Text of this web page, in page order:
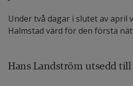
Mai-Lill Vu
Civilingenjör i datateknik. För
Under två dagar i slutet av april
Halmstad värd för den första
Hans Landström utsedd